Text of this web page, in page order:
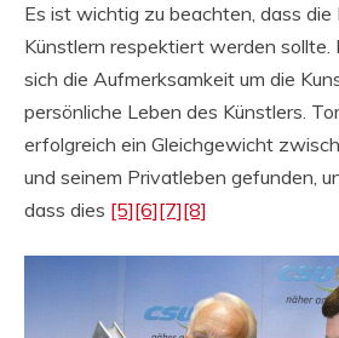
Es ist wichtig zu beachten, dass
Künstlern respektiert werden
sich die Aufmerksamkeit um die
persönliche Leben des Künstlers.
erfolgreich ein Gleichgewicht
und seinem Privatleben gefunden,
dass dies [5][6][7][8]